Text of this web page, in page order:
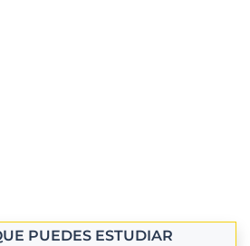
PUEDES ESTUDIAR